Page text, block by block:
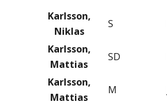
Karlsson,
Niklas
S
Karlsson,
Mattias
SD
Karlsson,
Mattias
M